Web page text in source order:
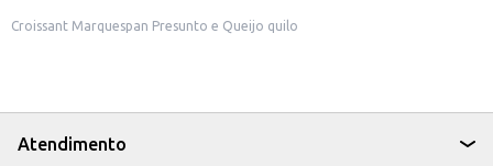
Croissant Marquespan Presunto e Queijo quilo
Atendimento